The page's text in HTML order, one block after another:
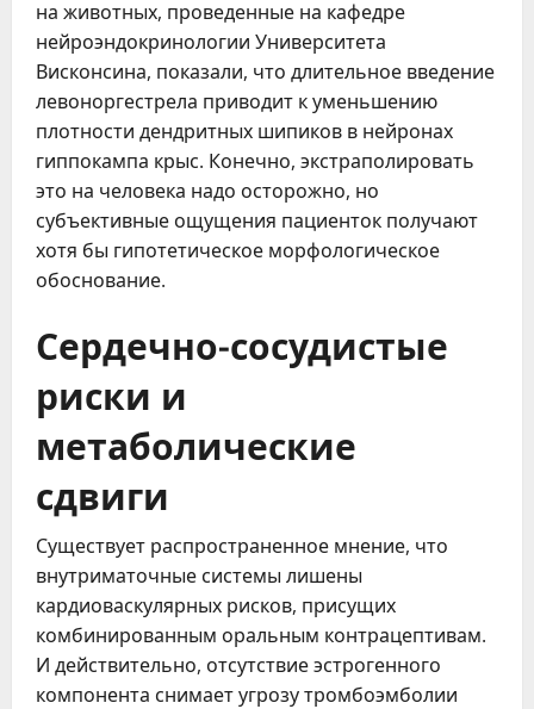
на животных, проведенные на кафедре
нейроэндокринологии Университета
Висконсина, показали, что длительное введение
левоноргестрела приводит к уменьшению
плотности дендритных шипиков в нейронах
гиппокампа крыс. Конечно, экстраполировать
это на человека надо осторожно, но
субъективные ощущения пациенток получают
хотя бы гипотетическое морфологическое
обоснование.
Сердечно-сосудистые
риски и
метаболические
сдвиги
Существует распространенное мнение, что
внутриматочные системы лишены
кардиоваскулярных рисков, присущих
комбинированным оральным контрацептивам.
И действительно, отсутствие эстрогенного
компонента снимает угрозу тромбоэмболии